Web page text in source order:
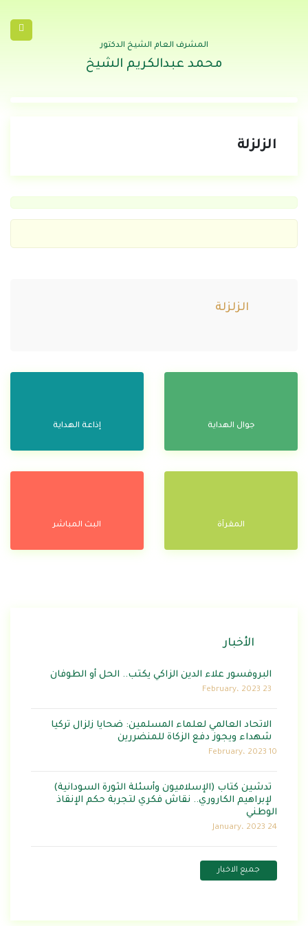
المشرف العام الشيخ الدكتور
محمد عبدالكريم الشيخ
الزلزلة
الزلزلة
جوال الهداية إذاعة الهداية
المقرآة البث المباشر
الأخبار
البروفسور علاء الدين الزاكي يكتب.. الحل أو الطوفان
23 February، 2023
الاتحاد العالمي لعلماء المسلمين: ضحايا زلزال تركيا
شهداء ويجوز دفع الزكاة للمنضررين
10 February، 2023
تدشين كتاب (الإسلاميون وأسئلة الثورة السودانية)
لإبراهيم الكاروري.. نقاش فكري لتجربة حكم الإنقاذ
الوطني
24 January، 2023
جميع الاخبار